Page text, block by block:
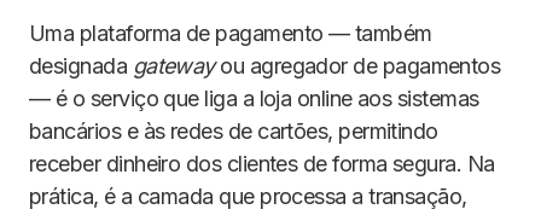
Uma plataforma de pagamento — também
designada gatewayou agregador de pagamentos
— é o serviço que liga a loja online aos sistemas
bancários e às redes de cartões, permitindo
receber dinheiro dos clientes de forma segura. Na
prática, é a camada que processa a transação,